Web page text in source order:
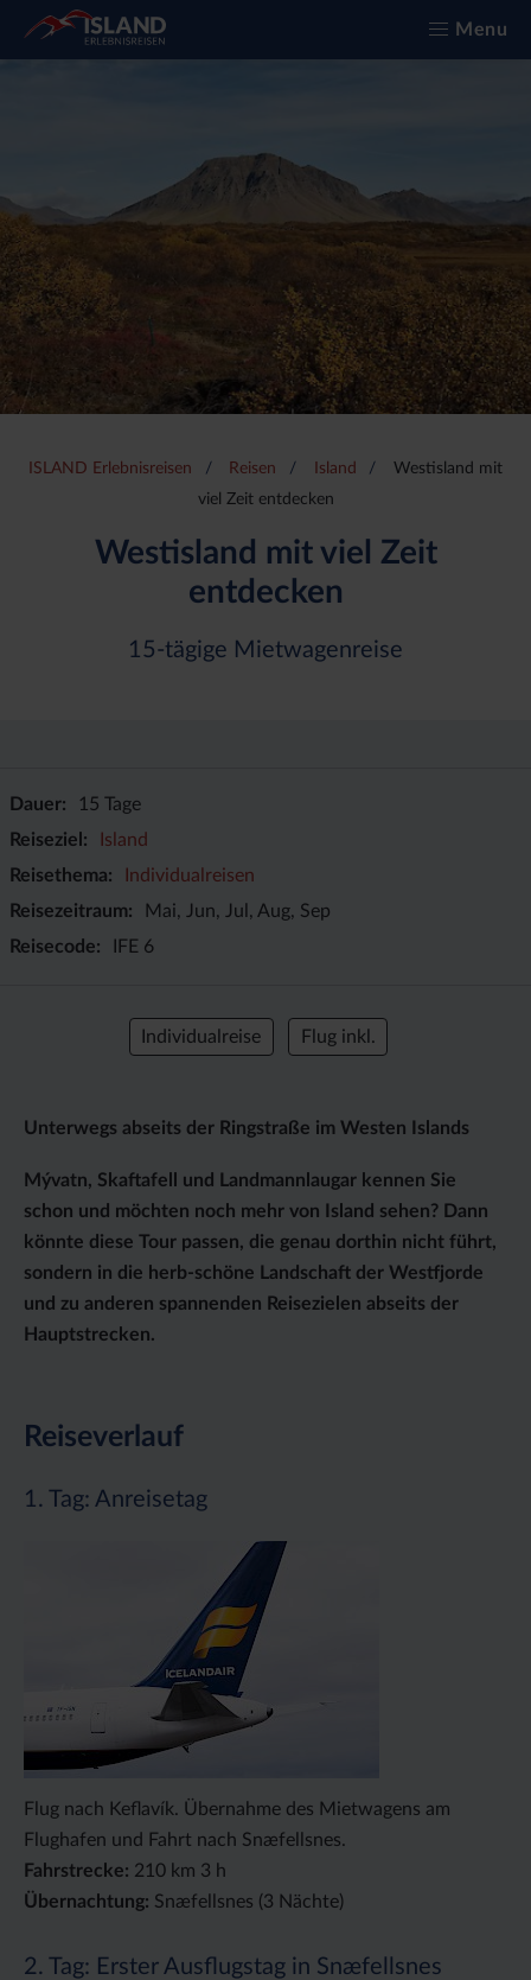
Menu
ISLAND Erlebnisreisen Reisen Island
Westisland mit
viel Zeit entdecken
Westisland mit viel Zeit
entdecken
15-tägige Mietwagenreise
Dauer
15 Tage
Reiseziel
Island
Reisethema
Individualreisen
Reisezeitraum
Mai, Jun, Jul, Aug, Sep
Reisecode
IFE 6
Individualreise Flug inkl.
Unterwegs abseits der Ringstraße im Westen Islands
Mývatn, Skaftafell und Landmannlaugar kennen Sie
schon und möchten noch mehr von Island sehen? Dann
könnte diese Tour passen, die genau dorthin nicht führt,
sondern in die herb-schöne Landschaft der Westfjorde
und zu anderen spannenden Reisezielen abseits der
Hauptstrecken.
Reiseverlauf
1. Tag: Anreisetag
Flug nach Keflavík. Übernahme des Mietwagens am
Flughafen und Fahrt nach Snæfellsnes.
Fahrstrecke: 210 km 3 h
Übernachtung: Snæfellsnes (3 Nächte)
2. Tag: Erster Ausflugstag in Snæfellsnes